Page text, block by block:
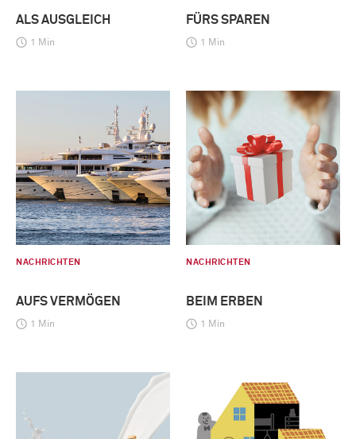
ALS AUSGLEICH
1 Min
FÜRS SPAREN
1 Min
NACHRICHTEN
AUFS VERMÖGEN
1 Min
NACHRICHTEN
BEIM ERBEN
1 Min